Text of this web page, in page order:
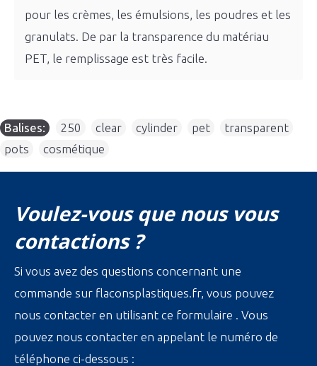
pour les crèmes, les émulsions, les poudres et les
granulats. De par la transparence du matériau
PET, le remplissage est très facile.
Balises: 250 clear cylinder pet transparent
pots
cosmétique
Voulez-vous que nous vous
contactions ?
Si vous avez des questions concernant une
commande sur flaconsplastiques.fr, vous pouvez
nous contacter en utilisant ce formulaire . Vous
pouvez nous contacter en appelant le numéro de
téléphone ci-dessous :